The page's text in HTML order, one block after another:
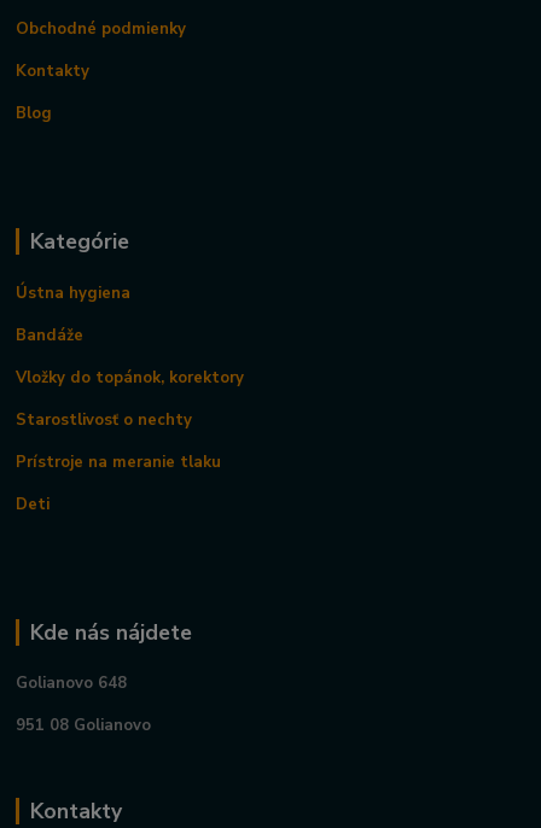
Obchodné podmienky
Kontakty
Blog
Kategórie
Ústna hygiena
Bandáže
Vložky do topánok, korektory
Starostlivosť o nechty
Prístroje na meranie tlaku
Deti
Kde nás nájdete
Golianovo 648
951 08 Golianovo
Kontakty